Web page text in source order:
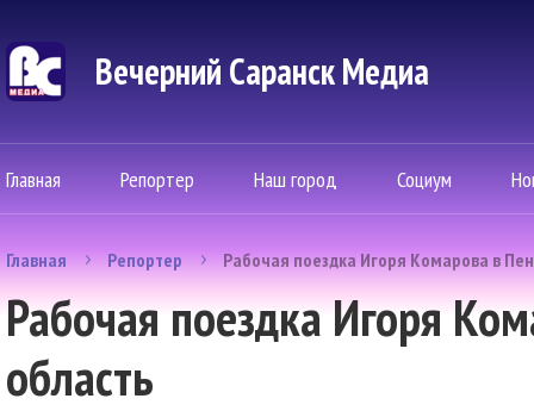
Вечерний Саранск Mедиа
Главная Репортер Наш город Социум
Главная Репортер Рабочая поездка Игоря Комарова в
Рабочая поездка Игоря
область